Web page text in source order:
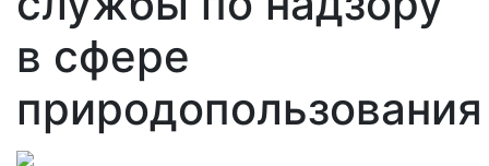
в сфере
природопользования